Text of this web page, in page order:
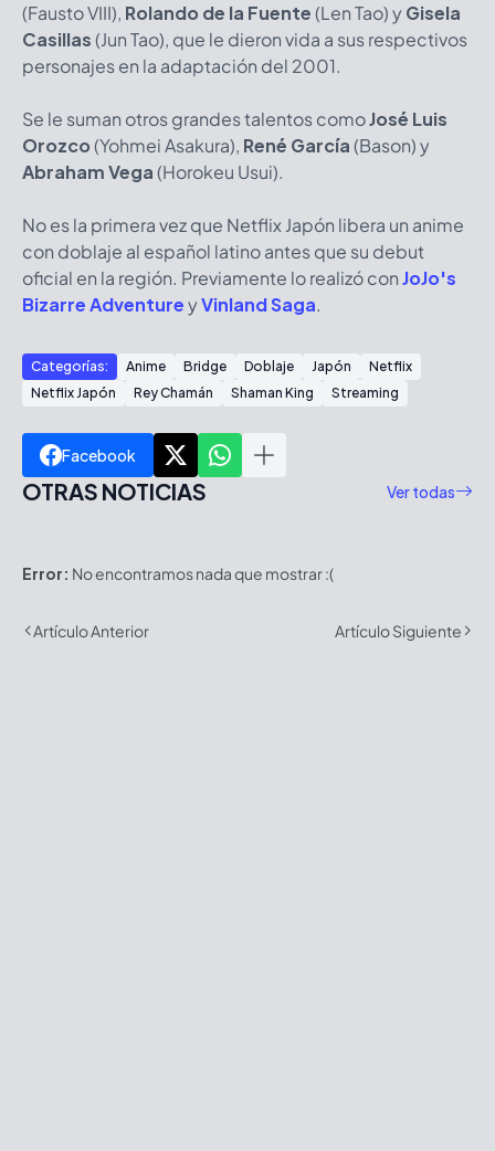
(Fausto VIII), Rolando de la Fuente(Len Tao) yGisela
Casillas(Jun Tao), que le dieron vida a sus respectivos
personajes en la adaptación del 2001.
Se le suman otros grandes talentos comoJosé Luis
Orozco(Yohmei Asakura), René García(Bason) y
Abraham Vega(Horokeu Usui).
No es la primera vez que Netflix Japón libera un anime
con doblaje al español latino antes que su debut
oficial en la región. Previamente lo realizó conJoJo's
Bizarre AdventureyVinland Saga.
Categorías: Anime Bridge Doblaje Japón
Netflix
Netflix Japón
Rey Chamán Shaman King Streaming
Facebook
OTRAS NOTICIAS Ver todas
Error: No encontramos nada que mostrar :(
Artículo Anterior Artículo Siguiente